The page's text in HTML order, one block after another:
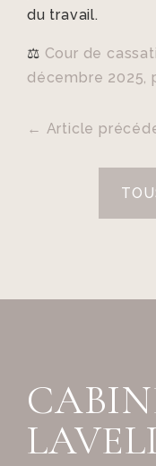
du travail.
⚖️ Cour de
décembre 2025,
← Article